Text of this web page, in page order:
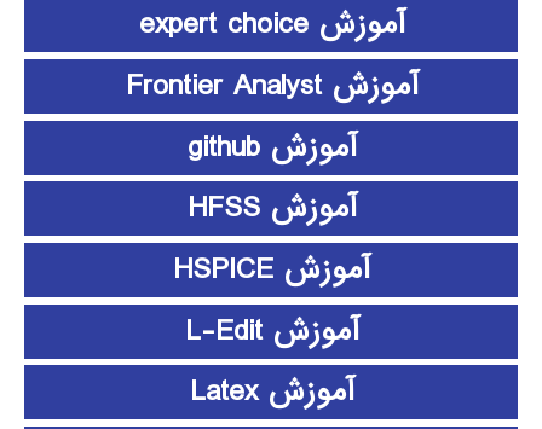
آموزش expert choice
آموزش Frontier Analyst
آموزش github
آموزش HFSS
آموزش HSPICE
آموزش L-Edit
آموزش Latex